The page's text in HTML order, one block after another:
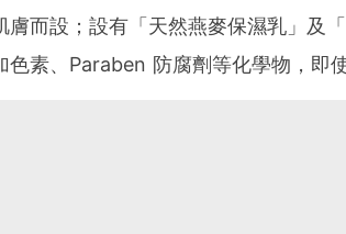
而設；設有「天然燕麥保濕乳」及
素、Paraben 防腐劑等化學物，即